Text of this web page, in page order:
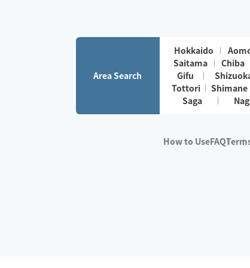
Area Search
Hokkaido
Saitama
Chiba
Gifu
Tottori
Shimane
Saga
How to UseFAQ